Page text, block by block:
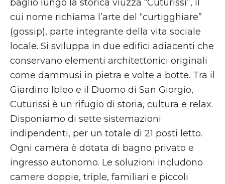
baglio lungo la storica viuzza “Cuturissi”, il
cui nome richiama l’arte del “curtigghiare”
(gossip), parte integrante della vita sociale
locale. Si sviluppa in due edifici adiacenti che
conservano elementi architettonici originali
come dammusi in pietra e volte a botte. Tra il
Giardino Ibleo e il Duomo di San Giorgio,
Cuturissi è un rifugio di storia, cultura e relax.
Disponiamo di sette sistemazioni
indipendenti, per un totale di 21 posti letto.
Ogni camera è dotata di bagno privato e
ingresso autonomo. Le soluzioni includono
camere doppie, triple, familiari e piccoli